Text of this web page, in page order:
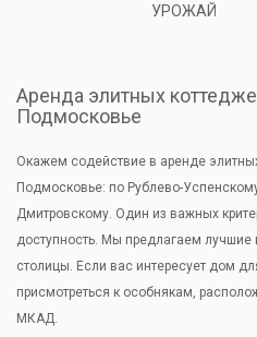
УРОЖАЙ
Аренда элитных
Подмосковье
Окажем содействие в аренде
Подмосковье: по Рублево-
Дмитровскому. Один из важных
доступность. Мы предлагаем
столицы. Если вас интересует дом
присмотреться к особнякам,
МКАД.